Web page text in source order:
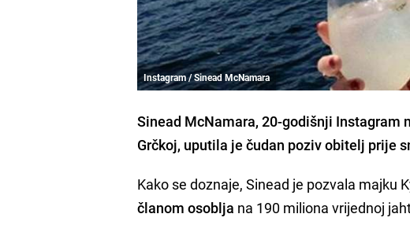
Instagram / Sinead McNamara
Sinead McNamara, 20-godišnji Instagram
Grčkoj, uputila je čudan poziv obitelj prije
Kako se doznaje, Sinead je pozvala majku
članom osoblja na 190 miliona vrijednoj